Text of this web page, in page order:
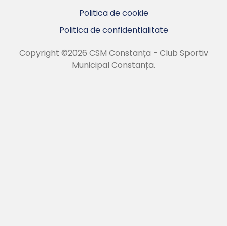
Politica de cookie
Politica de confidentialitate
Copyright ©2026 CSM Constanța - Club Sportiv
Municipal Constanța.